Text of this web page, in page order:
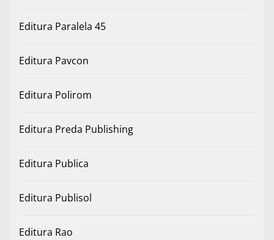
Editura Paralela 45
Editura Pavcon
Editura Polirom
Editura Preda Publishing
Editura Publica
Editura Publisol
Editura Rao